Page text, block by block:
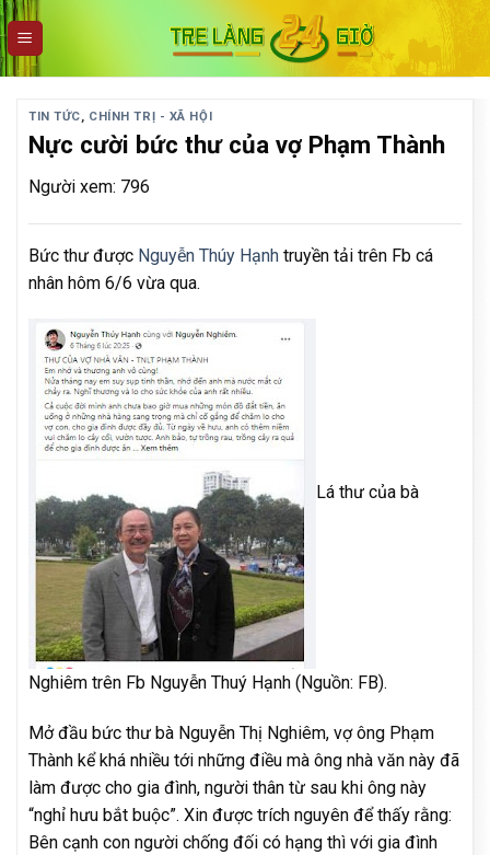
Skip
to
content
TIN TỨC, CHÍNH TRỊ - XÃ HỘI
Nực cười bức thư của vợ Phạm Thành
Người xem: 796
Bức thư được Nguyễn Thúy Hạnh truyền tải trên Fb cá
nhân hôm 6/6 vừa qua.
Lá thư của bà
Nghiêm trên Fb Nguyễn Thuý Hạnh (Nguồn: FB).
Mở đầu bức thư bà Nguyễn Thị Nghiêm, vợ ông Phạm
Thành kể khá nhiều tới những điều mà ông nhà văn này đã
làm được cho gia đình, người thân từ sau khi ông này
“nghỉ hưu bắt buộc”. Xin được trích nguyên để thấy rằng:
Bên cạnh con người chống đối có hạng thì với gia đình